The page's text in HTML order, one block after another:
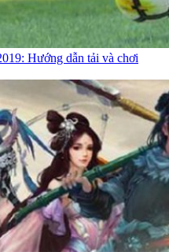
Hướng dẫn tải và chơi